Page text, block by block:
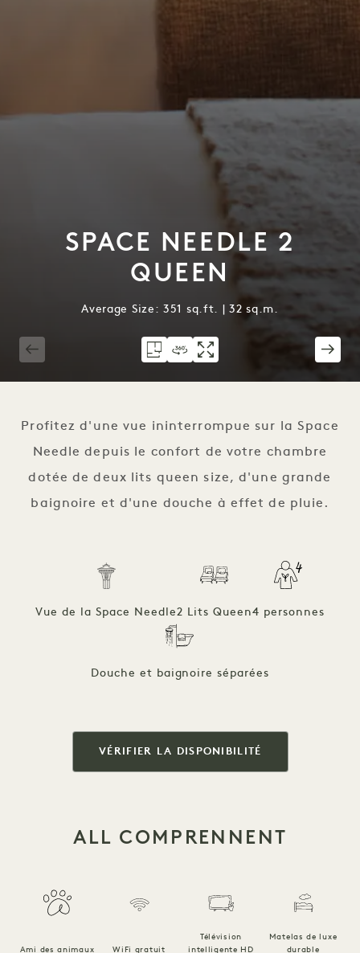
SPACE NEEDLE 2
QUEEN
Average Size: 351 sq.ft. | 32 sq.m.
Profitez d'une vue ininterrompue sur la Space
Needle depuis le confort de votre chambre
dotée de deux lits queen size, d'une grande
baignoire et d'une douche à effet de pluie.
Vue de la Space Needle2 Lits Queen4 personnes
Douche et baignoire séparées
VÉRIFIER LA DISPONIBILITÉ
ALL COMPRENNENT
Ami des animaux WiFi gratuit
Télévision
intelligente HD
Matelas de luxe
durable